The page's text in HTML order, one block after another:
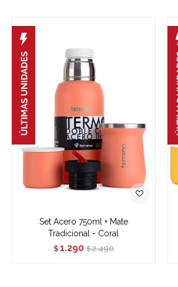
Set Acero 750ml + Mate
Tradicional - Coral
$ 1.290 $ 2.490